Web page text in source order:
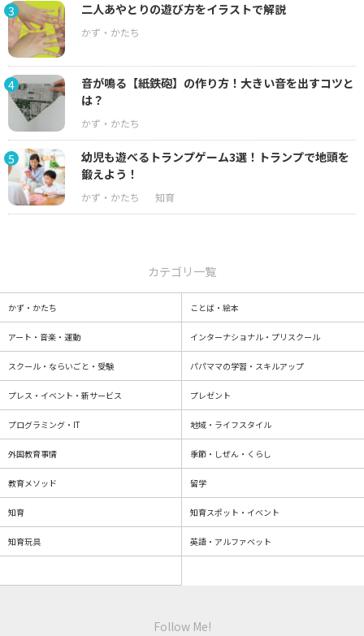
3 二人あやとりの遊び方をイラストで解説
4
音が鳴る【紙鉄砲】の作り方！大きい音を出すコツと
は？
5
幼児も遊べるトランプゲーム3選！トランプで地頭を
鍛えよう！
カテゴリ一覧
かず・かたち ことば・絵本
アート・音楽・運動 インターナショナル・プリスクール
スクール・ならいごと・受験 パパママの学習・スキルアップ
プレス・イベント・新サービス プレゼント
プログラミング・IT 地域・ライフスタイル
外国教育事情 季節・しぜん・くらし
教育メソッド 留学
知育 知育スポット・イベント
知育玩具 英語・アルファベット
Follow Me!